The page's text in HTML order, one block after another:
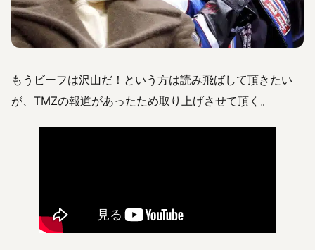
もうビーフは沢山だ！という方は読み飛ばして頂きたい
が、TMZの報道があったため取り上げさせて頂く。